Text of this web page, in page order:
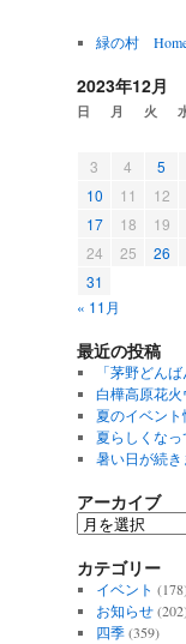
緑の村
2023年12月
日 月 火
« 11月
3
4 5
10
11 12
17
18 19
24
25 26
31
最近の投稿
「茅野どん
白樺高原花火
夏のイベント
夏らしくな
暑い日が続き
アーカイブ
ア
カ
イ
ブ
カテゴリー
イベント
お知らせ
四季(359)